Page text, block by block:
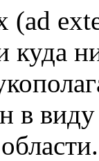
(ad
в